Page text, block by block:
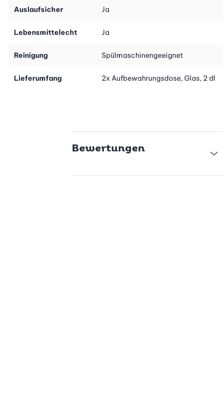
Auslaufsicher Ja
Lebensmittelecht Ja
Reinigung Spülmaschinengeeignet
Lieferumfang 2x Aufbewahrungsdose, Glas, 2 dl
Bewertungen